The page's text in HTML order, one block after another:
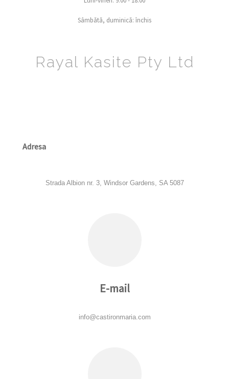
Sâmbătă, duminică: închis
Rayal Kasite Pty Ltd
Adresa
Strada Albion nr. 3, Windsor Gardens, SA 5087
E-mail
info@castironmaria.com